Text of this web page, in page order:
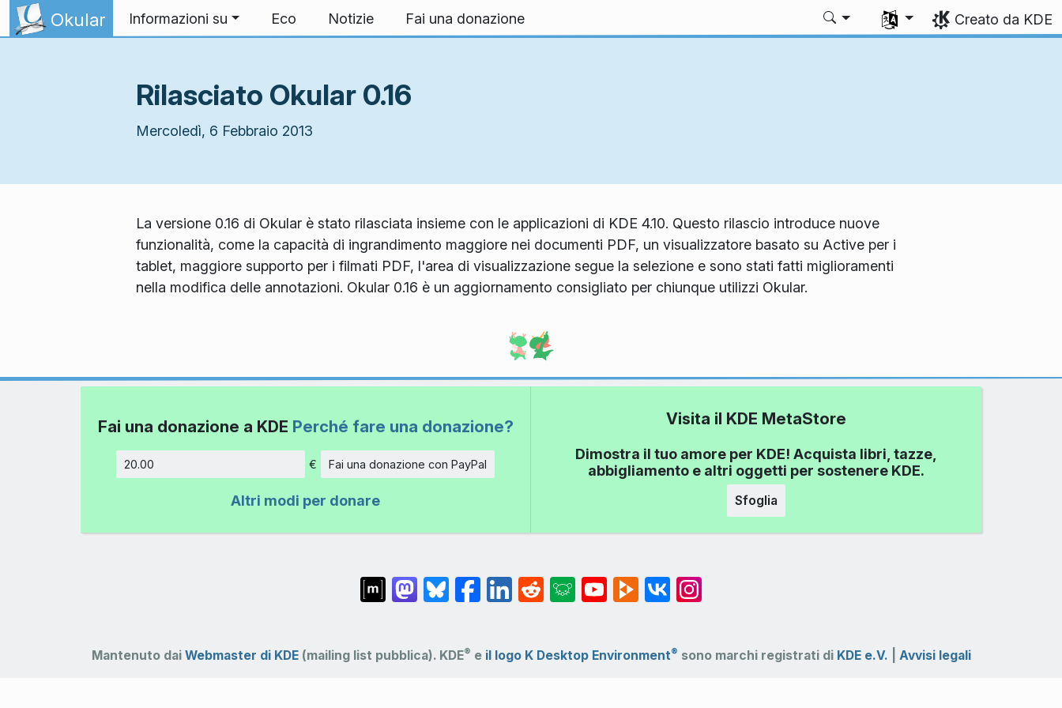
Passa al contenuto
Okular Informazioni su Eco Notizie Fai una donazione
Seleziona la lingua
Creato da KDE
Rilasciato Okular 0.16
Mercoledì, 6 Febbraio 2013
La versione 0.16 di Okular è stato rilasciata insieme con le applicazioni di KDE 4.10. Questo rilascio introduce nuove
funzionalità, come la capacità di ingrandimento maggiore nei documenti PDF, un visualizzatore basato su Active per i
tablet, maggiore supporto per i filmati PDF, l'area di visualizzazione segue la selezione e sono stati fatti miglioramenti
nella modifica delle annotazioni. Okular 0.16 è un aggiornamento consigliato per chiunque utilizzi Okular.
Fai una donazione a KDE Perché fare una donazione?
Importo
€ Fai una donazione con PayPal
Altri modi per donare
Visita il KDE MetaStore
Dimostra il tuo amore per KDE! Acquista libri, tazze,
abbigliamento e altri oggetti per sostenere KDE.
Sfoglia
Mantenuto dai Webmaster di KDE(mailing list pubblica). KDE® e il logo K Desktop Environment® sono marchi registrati di KDE e.V. Avvisi legali